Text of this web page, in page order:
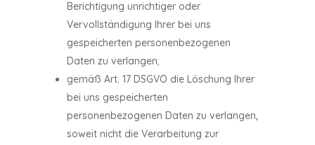
Berichtigung unrichtiger oder
Vervollständigung Ihrer bei uns
gespeicherten personenbezogenen
Daten zu verlangen;
gemäß Art. 17 DSGVO die Löschung Ihrer
bei uns gespeicherten
personenbezogenen Daten zu verlangen,
soweit nicht die Verarbeitung zur